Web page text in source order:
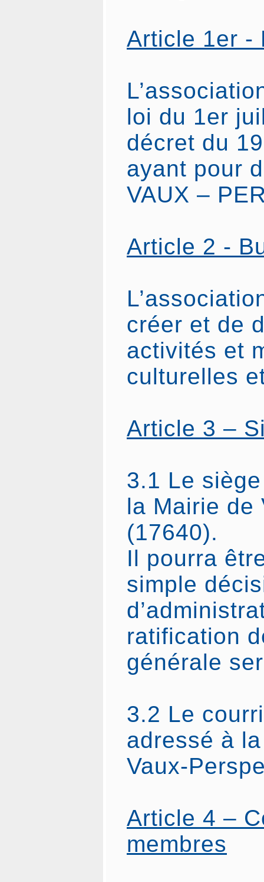
Article 1er -
loi du 1er
décret du
ayant pour
VAUX –
Article 2 -
créer et de
activités et
culturelles
Article 3 –
3.1 Le
la Mairie de
(17640).
Il pourra
simple
ratification
générale
3.2 Le
adressé à
Vaux-
Article 4 –
membres